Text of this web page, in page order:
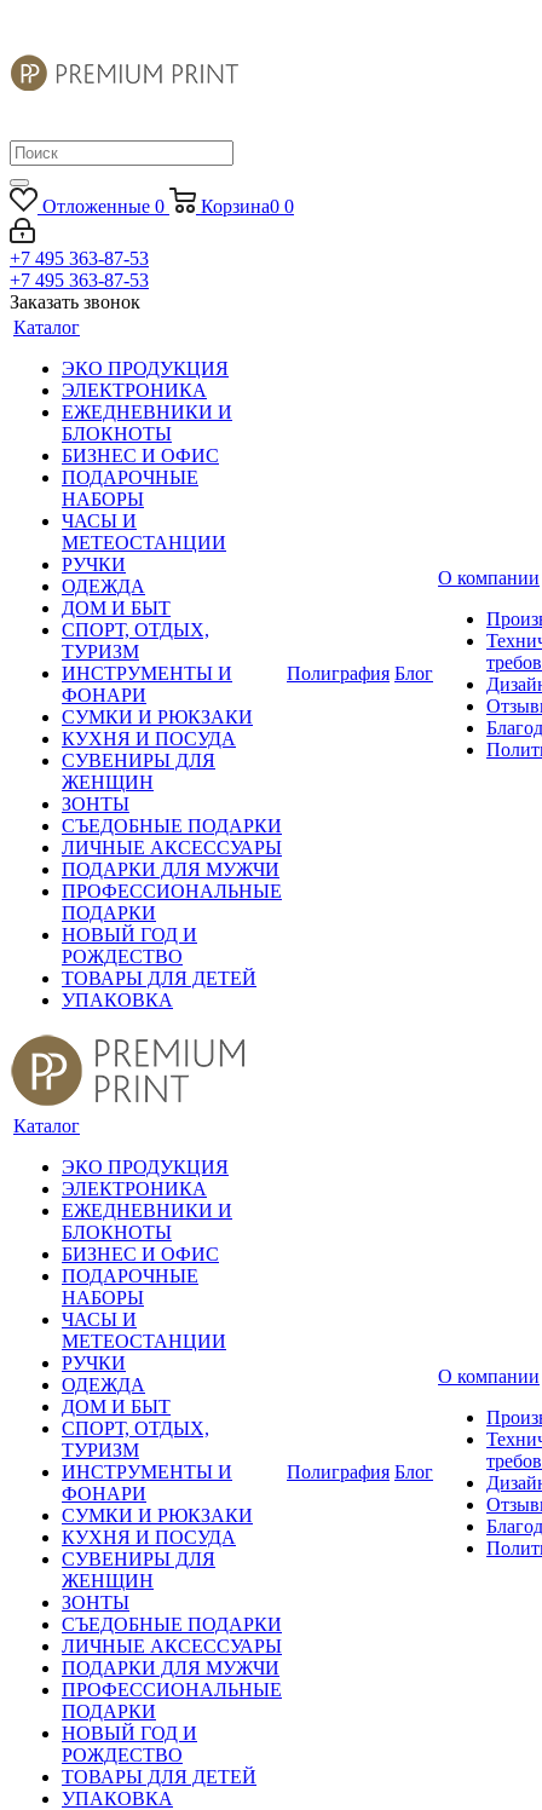
Отложенные 0 Корзина0 0
+7 495 363-87-53
+7 495 363-87-53
Заказать звонок
Каталог
ЭКО ПРОДУКЦИЯ
ЭЛЕКТРОНИКА
ЕЖЕДНЕВНИКИ И
БЛОКНОТЫ
БИЗНЕС И ОФИС
ПОДАРОЧНЫЕ
НАБОРЫ
ЧАСЫ И
МЕТЕОСТАНЦИИ
РУЧКИ
ОДЕЖДА
ДОМ И БЫТ
СПОРТ, ОТДЫХ,
ТУРИЗМ
ИНСТРУМЕНТЫ И
ФОНАРИ
СУМКИ И РЮКЗАКИ
КУХНЯ И ПОСУДА
СУВЕНИРЫ ДЛЯ
ЖЕНЩИН
ЗОНТЫ
СЪЕДОБНЫЕ ПОДАРКИ
ЛИЧНЫЕ АКСЕССУАРЫ
ПОДАРКИ ДЛЯ МУЖЧИ
ПРОФЕССИОНАЛЬНЫЕ
ПОДАРКИ
НОВЫЙ ГОД И
РОЖДЕСТВО
ТОВАРЫ ДЛЯ ДЕТЕЙ
УПАКОВКА
Полиграфия Блог
О компании
Каталог
ЭКО ПРОДУКЦИЯ
ЭЛЕКТРОНИКА
ЕЖЕДНЕВНИКИ И
БЛОКНОТЫ
БИЗНЕС И ОФИС
ПОДАРОЧНЫЕ
НАБОРЫ
ЧАСЫ И
МЕТЕОСТАНЦИИ
РУЧКИ
ОДЕЖДА
ДОМ И БЫТ
СПОРТ, ОТДЫХ,
ТУРИЗМ
ИНСТРУМЕНТЫ И
ФОНАРИ
СУМКИ И РЮКЗАКИ
КУХНЯ И ПОСУДА
СУВЕНИРЫ ДЛЯ
ЖЕНЩИН
ЗОНТЫ
СЪЕДОБНЫЕ ПОДАРКИ
ЛИЧНЫЕ АКСЕССУАРЫ
ПОДАРКИ ДЛЯ МУЖЧИ
ПРОФЕССИОНАЛЬНЫЕ
ПОДАРКИ
НОВЫЙ ГОД И
РОЖДЕСТВО
ТОВАРЫ ДЛЯ ДЕТЕЙ
УПАКОВКА
Полиграфия Блог
О компании